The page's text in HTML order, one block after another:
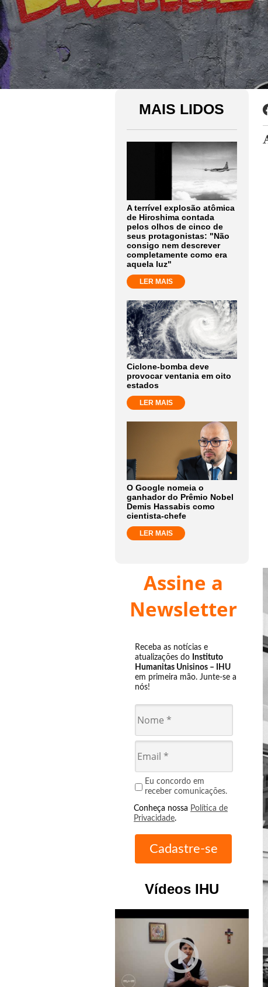
MAIS LIDOS
A terrível explosão atômica
de Hiroshima contada
pelos olhos de cinco de
seus protagonistas: "Não
consigo nem descrever
completamente como era
aquela luz"
LER MAIS
Ciclone-bomba deve
provocar ventania em oito
estados
LER MAIS
O Google nomeia o
ganhador do Prêmio Nobel
Demis Hassabis como
cientista-chefe
LER MAIS
Assine a
Newsletter
Receba as notícias e
atualizações do Instituto
Humanitas Unisinos – IHU
em primeira mão. Junte-se a
nós!
Eu concordo em
receber comunicações.
Conheça nossa Política de
Privacidade.
Vídeos IHU
play_circle_outline